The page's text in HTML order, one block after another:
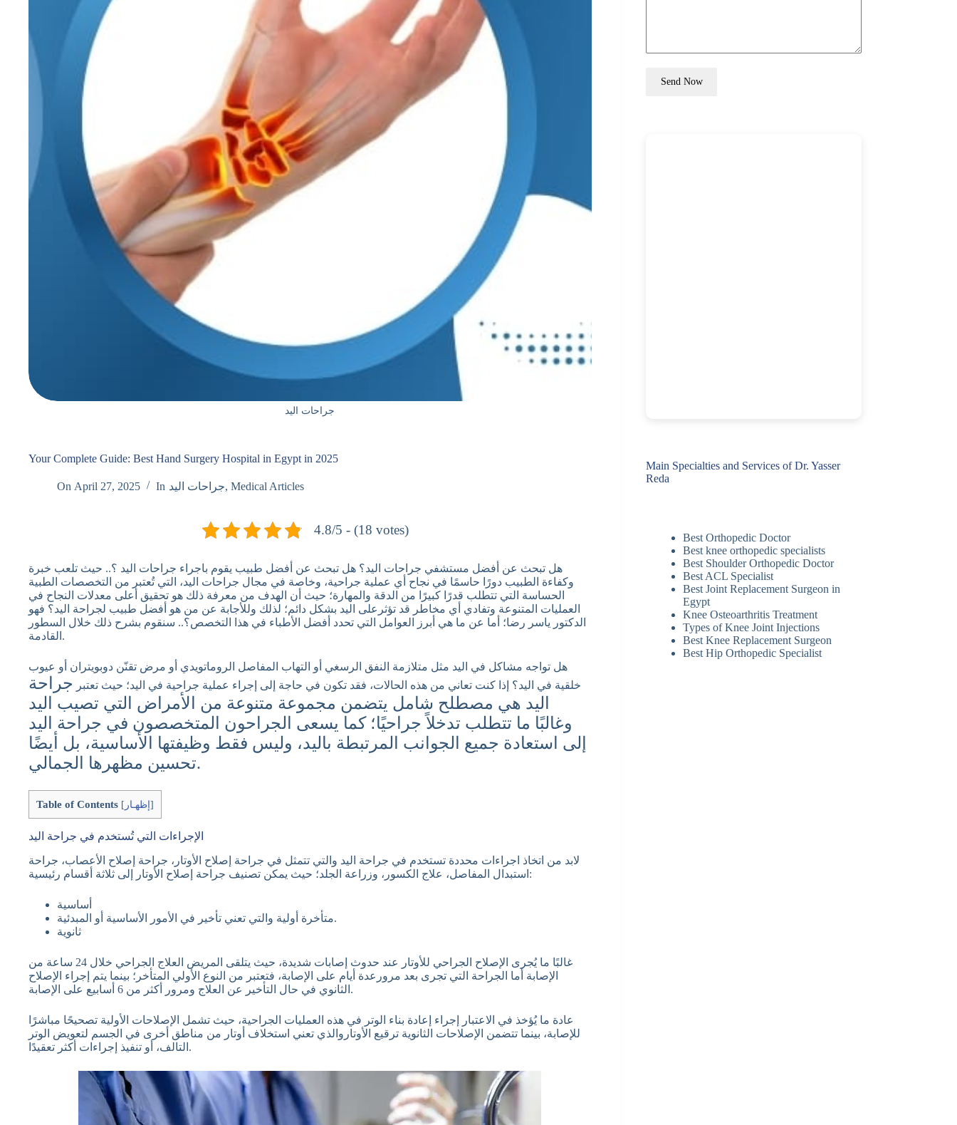
جراحات اليد
Your Complete Guide: Best Hand Surgery Hospital in Egypt in 2025
On April 27, 2025 In جراحات اليد, Medical Articles
4.8/5 - (18 votes)
هل تبحث عن أفضل مستشفي جراحات اليد؟ هل تبحث عن أفضل طبيب يقوم باجراء جراحات اليد ؟.. حيث تلعب خبرة
وكفاءة الطبيب دورًا حاسمًا في نجاح أي عملية جراحية، وخاصة في مجال جراحات اليد، التي تُعتبر من التخصصات الطبية
الحساسة التي تتطلب قدرًا كبيرًا من الدقة والمهارة؛ حيث أن الهدف من معرفة ذلك هو تحقيق أعلى معدلات النجاح في
العمليات المتنوعة وتفادي أي مخاطر قد تؤثرعلى اليد بشكل دائم؛ لذلك وللأجابة عن من هو أفضل طبيب لجراحة اليد؟ فهو
الدكتور ياسر رضا؛ أما عن ما هي أبرز العوامل التي تحدد أفضل الأطباء في هذا التخصص؟.. سنقوم بشرح ذلك خلال السطور
القادمة.
هل تواجه مشاكل في اليد مثل متلازمة النفق الرسغي أو التهاب المفاصل الروماتويدي أو مرض تقنّن دوبويتران أو عيوب
خلقية في اليد؟ إذا كنت تعاني من هذه الحالات، فقد تكون في حاجة إلى إجراء عملية جراحية في اليد؛ حيث تعتبر
جراحة
اليد هي مصطلح شامل يتضمن مجموعة متنوعة من الأمراض التي تصيب اليد
وغالبًا ما تتطلب تدخلاً جراحيًا؛ كما يسعى الجراحون المتخصصون في جراحة اليد
إلى استعادة جميع الجوانب المرتبطة باليد، وليس فقط وظيفتها الأساسية، بل أيضًا
تحسين مظهرها الجمالي.
Table of Contents [ إظهـار ]
الإجراءات التي تُستخدم في جراحة اليد
لابد من اتخاذ اجراءات محددة تستخدم في جراحة اليد والتي تتمثل في جراحة إصلاح الأوتار، جراحة إصلاح الأعصاب، جراحة
استبدال المفاصل، علاج الكسور، وزراعة الجلد؛ حيث يمكن تصنيف جراحة إصلاح الأوتار إلى ثلاثة أقسام رئيسية:
أساسية
متأخرة أولية والتي تعني تأخير في الأمور الأساسية أو المبدئية.
ثانوية
غالبًا ما يُجرى الإصلاح الجراحي للأوتار عند حدوث إصابات شديدة، حيث يتلقى المريض العلاج الجراحي خلال 24 ساعة من
الإصابة أما الجراحة التي تجرى بعد مرورعدة أيام على الإصابة، فتعتبر من النوع الأولي المتأخر؛ بينما يتم إجراء الإصلاح
الثانوي في حال التأخير عن العلاج ومرور أكثر من 6 أسابيع على الإصابة.
عادة ما يُؤخذ في الاعتبار إجراء إعادة بناء الوتر في هذه العمليات الجراحية، حيث تشمل الإصلاحات الأولية تصحيحًا مباشرًا
للإصابة، بينما تتضمن الإصلاحات الثانوية ترقيع الأوتاروالذي تعني استخلاف أوتار من مناطق أخرى في الجسم لتعويض الوتر
التالف، أو تنفيذ إجراءات أكثر تعقيدًا.
Send Now
Main Specialties and Services of Dr. Yasser
Reda
Best Orthopedic Doctor
Best knee orthopedic specialists
Best Shoulder Orthopedic Doctor
Best ACL Specialist
Best Joint Replacement Surgeon in
Egypt
Knee Osteoarthritis Treatment
Types of Knee Joint Injections
Best Knee Replacement Surgeon
Best Hip Orthopedic Specialist